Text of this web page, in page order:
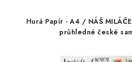
Hurá Papír - A4 / NÁŠ
průhledné české